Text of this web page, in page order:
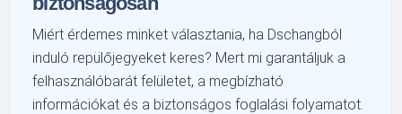
Miért érdemes minket választania, ha Dschangból
induló repülőjegyeket keres? Mert mi garantáljuk a
felhasználóbarát felületet, a megbízható
információkat és a biztonságos foglalási folyamatot.